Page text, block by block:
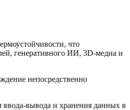
что
генеративного ИИ, 3D-медиа и
непосредственно
вывода и хранения данных в